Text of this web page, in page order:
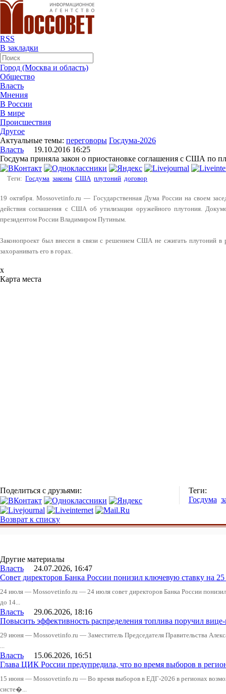
RSS
В закладки
Город (Москва и область)
Общество
Власть
Мнения
В России
В мире
Происшествия
Другое
Актуальные темы: переговоры Госдума-2026
Власть 19.10.2016 16:25
Госдума приняла закон о приостановке соглашения с США по
Теги: Госдума законы США плутоний договор
19 октября. Mossovetinfo.ru — Государственная Дума России на своем
действия соглашения с США об утилизации оружейного плутония.
президентом России Владимиром Путиным.
Законопроект был внесен в связи с решением США не сжигать плутоний в
захоранивать его в горах.
x
Карта места
Поделиться с друзьями:
Теги:
Госдума
Возврат к списку
Другие материалы
Власть 24.07.2026, 16:47
Совет директоров Банка России понизил ключевую ставку на
24 июля — Mossovetinfo.ru — 24 июля совет директоров Банка России
до 14...
Власть 29.06.2026, 18:16
Повысить эффективность распределения топлива поручил
29 июня — Mossovetinfo.ru — Заместитель Председателя Правительства
...
Власть 15.06.2026, 16:51
Глава ЦИК России предупредила, что во время выборов в
15 июня — Mossovetinfo.ru — Во время выборов в ЕДГ-2026 в регионах
систе�...